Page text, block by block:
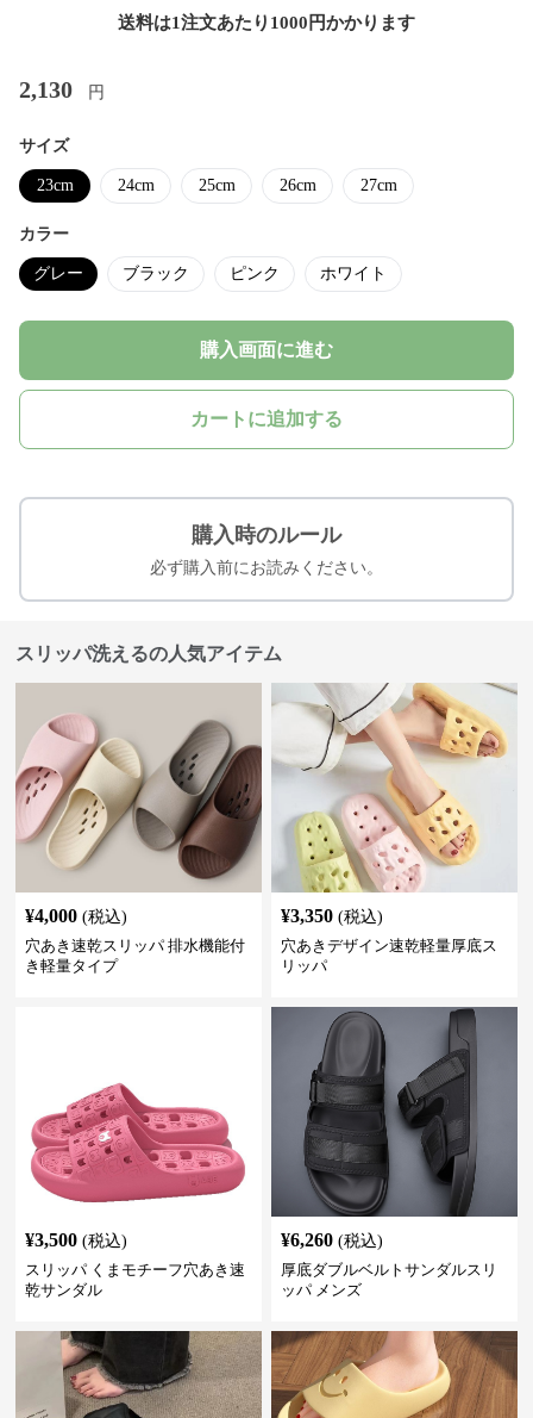
送料は1注文あたり 1000 円かかります
2,130 円
サイズ
23cm 24cm 25cm 26cm 27cm
カラー
グレー ブラック ピンク ホワイト
購入画面に進む
カートに追加する
購入時のルール
必ず購入前にお読みください。
スリッパ洗えるの人気アイテム
¥4,000 (税込)
穴あき速乾スリッパ 排水機能付
き軽量タイプ
¥3,350 (税込)
穴あきデザイン速乾軽量厚底ス
リッパ
¥3,500 (税込)
スリッパ くまモチーフ穴あき速
乾サンダル
¥6,260 (税込)
厚底ダブルベルトサンダルスリ
ッパ メンズ